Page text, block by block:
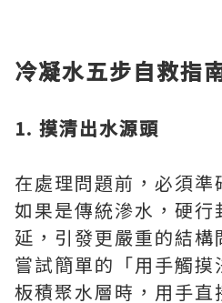
冷凝水五步自救指
1. 摸清出水源頭
在處理問題前，必須準
如果是傳統滲水，硬行
延，引發更嚴重的結
嘗試簡單的「用手觸
板積聚水層時，用手直